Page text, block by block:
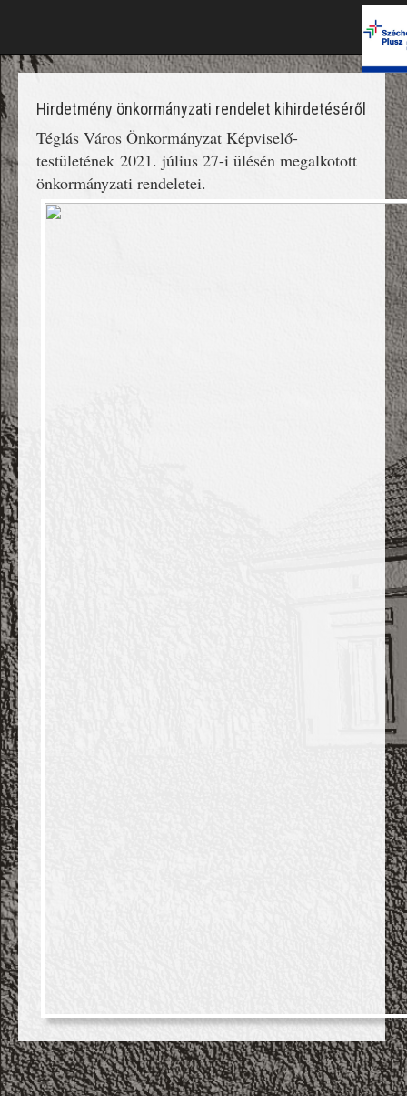
Hirdetmény önkormányzati rendelet kihirdetéséről
Téglás Város Önkormányzat Képviselő-
testületének 2021. július 27-i ülésén megalkotott
önkormányzati rendeletei.
';